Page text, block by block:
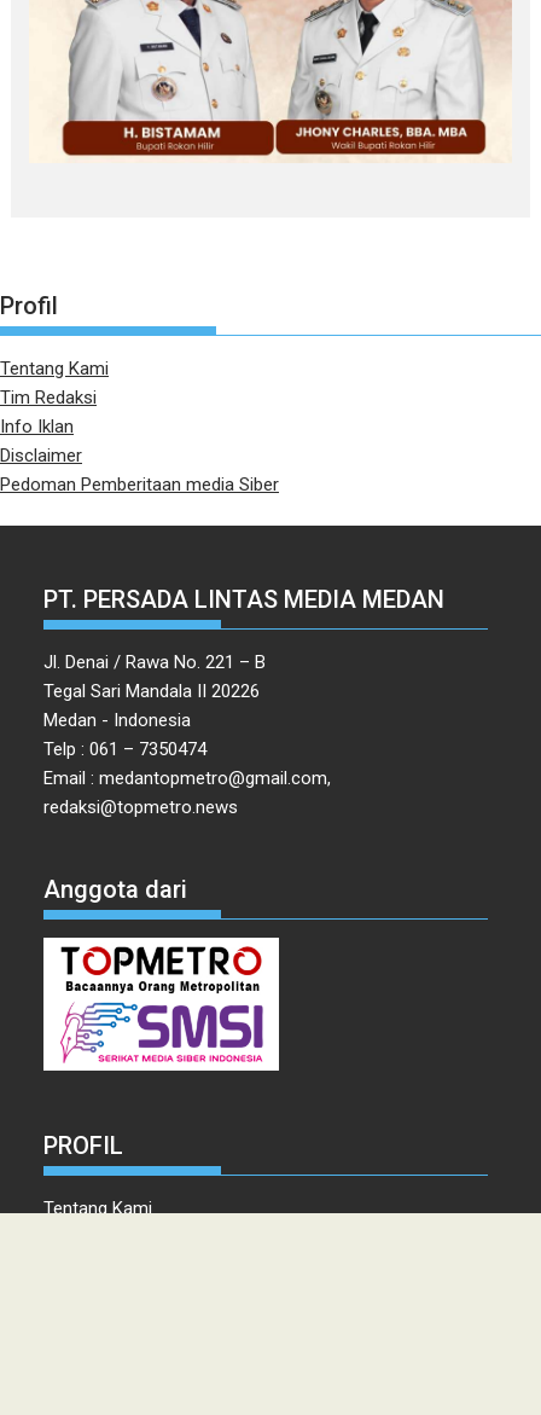
Profil
Tentang Kami
Tim Redaksi
Info Iklan
Disclaimer
Pedoman Pemberitaan media Siber
PT. PERSADA LINTAS MEDIA MEDAN
Jl. Denai / Rawa No. 221 – B
Tegal Sari Mandala II 20226
Medan - Indonesia
Telp : 061 – 7350474
Email : medantopmetro@gmail.com,
redaksi@topmetro.news
Anggota dari
PROFIL
Tentang Kami